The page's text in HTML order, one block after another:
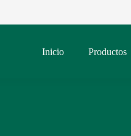
Inicio Productos